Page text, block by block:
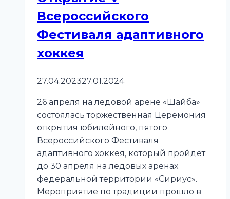
Всероссийского
Фестиваля адаптивного
хоккея
27.04.202327.01.2024
26 апреля на ледовой арене «Шайба»
состоялась торжественная Церемония
открытия юбилейного, пятого
Всероссийского Фестиваля
адаптивного хоккея, который пройдет
до 30 апреля на ледовых аренах
федеральной территории «Сириус».
Мероприятие по традиции прошло в